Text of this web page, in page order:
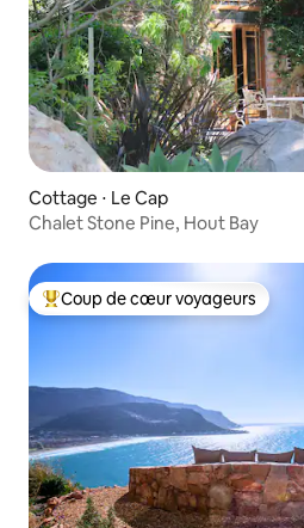
Cottage ⋅ Le Cap
Chalet Stone Pine, Hout Bay
Coups de cœur voyageurs les
Coup de cœur voyageurs